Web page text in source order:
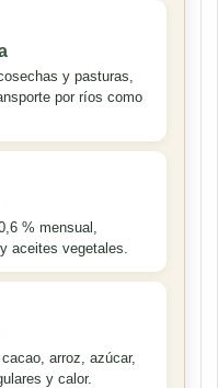
y pasturas,
por ríos como
% mensual,
aceites vegetales.
arroz, azúcar,
y calor.